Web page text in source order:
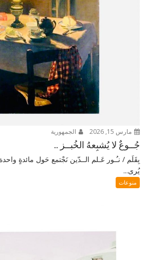
مارس 15, 2026 الجمهورية
جُــوعٌ لا يُشبِعهُ الخُبــز ..
بِقَلَم / نـُـور عَـلم الــدّين نَجْتمع حَول مائدةٍ
يُرى...
منوعات